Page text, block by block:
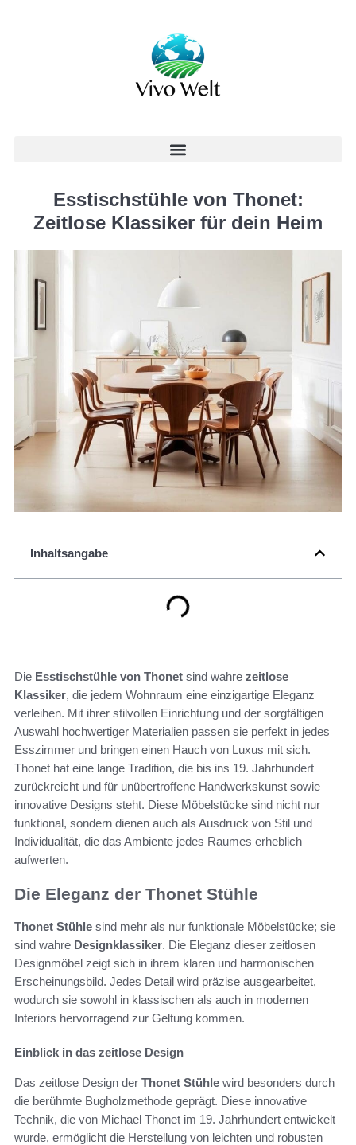
Esstischstühle von Thonet:
Zeitlose Klassiker für dein Heim
Inhaltsangabe
Die Esstischstühle von Thonet sind wahre zeitlose
Klassiker, die jedem Wohnraum eine einzigartige Eleganz
verleihen. Mit ihrer stilvollen Einrichtung und der sorgfältigen
Auswahl hochwertiger Materialien passen sie perfekt in jedes
Esszimmer und bringen einen Hauch von Luxus mit sich.
Thonet hat eine lange Tradition, die bis ins 19. Jahrhundert
zurückreicht und für unübertroffene Handwerkskunst sowie
innovative Designs steht. Diese Möbelstücke sind nicht nur
funktional, sondern dienen auch als Ausdruck von Stil und
Individualität, die das Ambiente jedes Raumes erheblich
aufwerten.
Die Eleganz der Thonet Stühle
Thonet Stühle sind mehr als nur funktionale Möbelstücke; sie
sind wahre Designklassiker. Die Eleganz dieser zeitlosen
Designmöbel zeigt sich in ihrem klaren und harmonischen
Erscheinungsbild. Jedes Detail wird präzise ausgearbeitet,
wodurch sie sowohl in klassischen als auch in modernen
Interiors hervorragend zur Geltung kommen.
Einblick in das zeitlose Design
Das zeitlose Design der Thonet Stühle wird besonders durch
die berühmte Bugholzmethode geprägt. Diese innovative
Technik, die von Michael Thonet im 19. Jahrhundert entwickelt
wurde, ermöglicht die Herstellung von leichten und robusten